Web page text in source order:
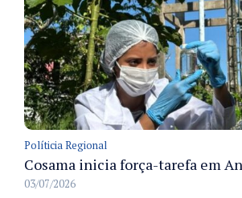
Políticia Regional
03/07/2026